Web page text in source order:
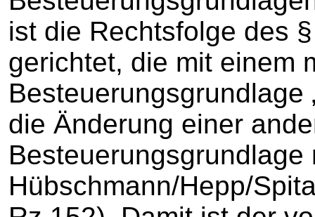
ist die Rechtsfolge des
gerichtet, die mit einem
Besteuerungsgrundlage
die Änderung einer
Hübschmann/Hepp/